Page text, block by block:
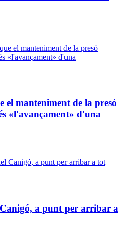
el manteniment de la presó
«l'avançament» d'una
a punt per arribar a